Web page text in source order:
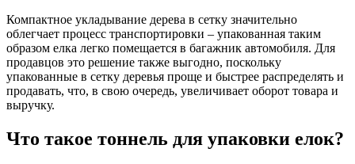
Компактное укладывание дерева в сетку значительно
облегчает процесс транспортировки – упакованная таким
образом елка легко помещается в багажник автомобиля. Для
продавцов это решение также выгодно, поскольку
упакованные в сетку деревья проще и быстрее распределять и
продавать, что, в свою очередь, увеличивает оборот товара и
выручку.
Что такое тоннель для упаковки елок?